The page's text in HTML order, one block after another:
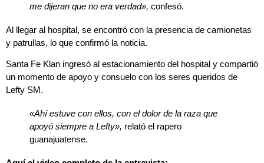
me dijeran que no era verdad», confesó.
Al llegar al hospital, se encontró con la presencia de camionetas
y patrullas, lo que confirmó la noticia.
Santa Fe Klan ingresó al estacionamiento del hospital y compartió
un momento de apoyo y consuelo con los seres queridos de
Lefty SM.
«Ahí estuve con ellos, con el dolor de la raza que
apoyó siempre a Lefty», relató el rapero
guanajuatense.